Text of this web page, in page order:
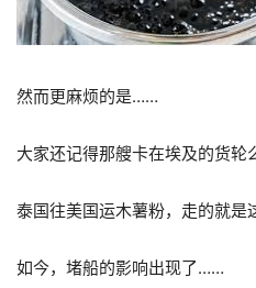
然而更麻烦的是……
大家还记得那艘卡在埃及的货轮
泰国往美国运木薯粉，走的就
如今，堵船的影响出现了……